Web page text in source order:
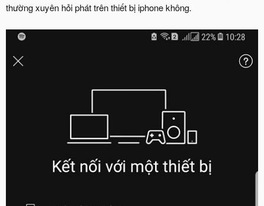
thường xuyên hỏi phát trên thiết bị iphone không.